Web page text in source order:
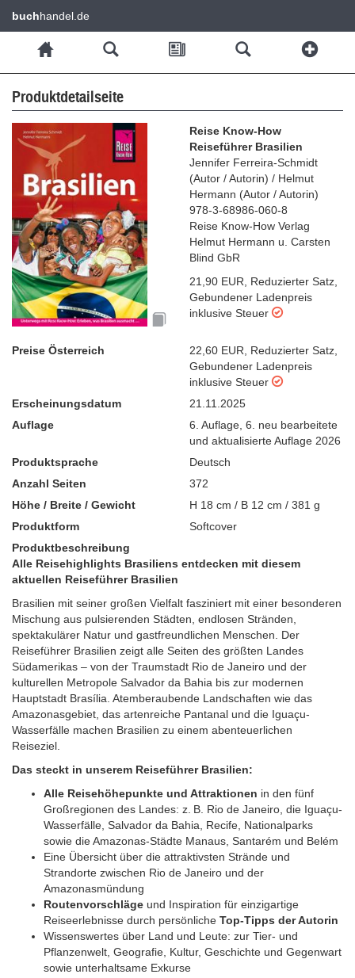
buchhandel.de
Produktdetailseite
Reise Know-How
Reiseführer Brasilien
Jennifer Ferreira-Schmidt
(Autor / Autorin) / Helmut
Hermann (Autor / Autorin)
978-3-68986-060-8
Reise Know-How Verlag
Helmut Hermann u. Carsten
Blind GbR
21,90 EUR
Reduzierter Satz
Gebundener Ladenpreis
inklusive Steuer
Preise Österreich 22,60 EUR Reduzierter Satz
Gebundener Ladenpreis
inklusive Steuer
Erscheinungsdatum
21.11.2025
Auflage
6. Auflage 6. neu bearbeitete
und aktualisierte Auflage 2026
Produktsprache
Deutsch
Anzahl Seiten
372
Höhe / Breite / Gewicht
H 18 cm / B 12 cm / 381 g
Produktform
Softcover
Produktbeschreibung
Alle Reisehighlights Brasiliens entdecken mit diesem
aktuellen Reiseführer Brasilien
Brasilien mit seiner großen Vielfalt fasziniert mit einer besonderen
Mischung aus pulsierenden Städten, endlosen Stränden,
spektakulärer Natur und gastfreundlichen Menschen. Der
Reiseführer Brasilien zeigt alle Seiten des größten Landes
Südamerikas – von der Traumstadt Rio de Janeiro und der
kulturellen Metropole Salvador da Bahia bis zur modernen
Hauptstadt Brasília. Atemberaubende Landschaften wie das
Amazonasgebiet, das artenreiche Pantanal und die Iguaçu-
Wasserfälle machen Brasilien zu einem abenteuerlichen
Reiseziel.
Das steckt in unserem Reiseführer Brasilien:
Alle Reisehöhepunkte und Attraktionen in den fünf
Großregionen des Landes: z. B. Rio de Janeiro, die Iguaçu-
Wasserfälle, Salvador da Bahia, Recife, Nationalparks
sowie die Amazonas-Städte Manaus, Santarém und Belém
Eine Übersicht über die attraktivsten Strände und
Strandorte zwischen Rio de Janeiro und der
Amazonasmündung
Routenvorschläge und Inspiration für einzigartige
Reiseerlebnisse durch persönliche Top-Tipps der Autorin
Wissenswertes über Land und Leute: zur Tier- und
Pflanzenwelt, Geografie, Kultur, Geschichte und Gegenwart
sowie unterhaltsame Exkurse